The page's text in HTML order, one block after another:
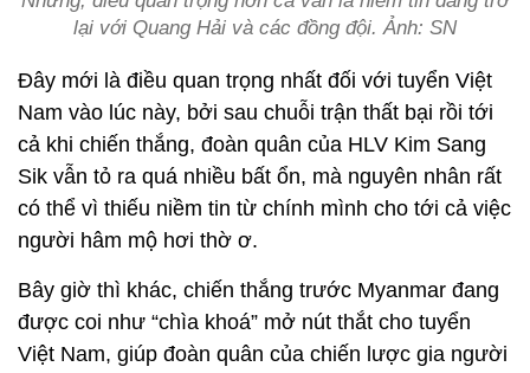
lại với Quang Hải và các đồng đội. Ảnh: SN
Đây mới là điều quan trọng nhất đối với tuyển Việt
Nam vào lúc này, bởi sau chuỗi trận thất bại rồi tới
cả khi chiến thắng, đoàn quân của HLV Kim Sang
Sik vẫn tỏ ra quá nhiều bất ổn, mà nguyên nhân rất
có thể vì thiếu niềm tin từ chính mình cho tới cả việc
người hâm mộ hơi thờ ơ.
Bây giờ thì khác, chiến thắng trước Myanmar đang
được coi như “chìa khoá” mở nút thắt cho tuyển
Việt Nam, giúp đoàn quân của chiến lược gia người